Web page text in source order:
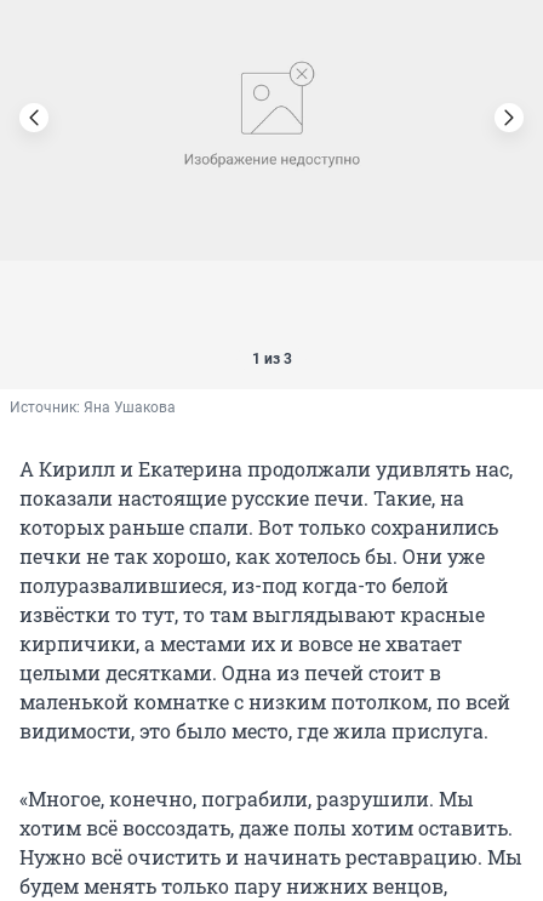
1 из 3
Источник: Яна Ушакова
А Кирилл и Екатерина продолжали удивлять нас,
показали настоящие русские печи. Такие, на
которых раньше спали. Вот только сохранились
печки не так хорошо, как хотелось бы. Они уже
полуразвалившиеся, из-под когда-то белой
извёстки то тут, то там выглядывают красные
кирпичики, а местами их и вовсе не хватает
целыми десятками. Одна из печей стоит в
маленькой комнатке с низким потолком, по всей
видимости, это было место, где жила прислуга.
«Многое, конечно, пограбили, разрушили. Мы
хотим всё воссоздать, даже полы хотим оставить.
Нужно всё очистить и начинать реставрацию. Мы
будем менять только пару нижних венцов,